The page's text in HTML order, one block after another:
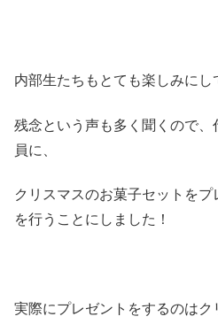
内部生たちもとても楽しみにし
残念という声も多く聞くので
員に、
クリスマスのお菓子セットを
を行うことにしました！
実際にプレゼントをするのはク